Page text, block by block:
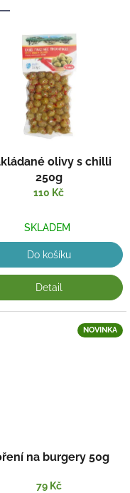
olivy s chilli
250g
110 Kč
SKLADEM
Do košíku
Detail
NOVINKA
na burgery 50g
79 Kč